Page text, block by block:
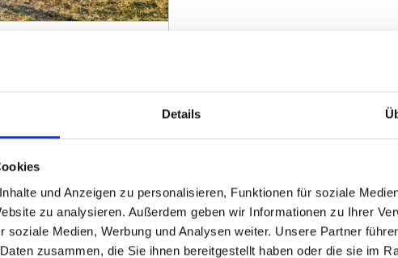
Details
und Anzeigen zu personalisieren, Funktionen für soziale
zu analysieren. Außerdem geben wir Informationen zu Ihrer
soziale Medien, Werbung und Analysen weiter. Unsere Partner
zusammen, die Sie ihnen bereitgestellt haben oder die sie im
- Petershagen -
in
ZUM EXPOSÉ